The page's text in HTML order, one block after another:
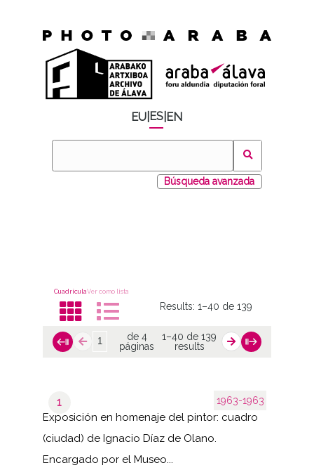
EU ES EN
Búsqueda avanzada
CuadrículaVer como lista
Results: 1–40 de 139
de 4
páginas
1–40 de 139
results
1963-1963
1
Exposición en homenaje del pintor: cuadro
(ciudad) de Ignacio Díaz de Olano.
Encargado por el Museo...